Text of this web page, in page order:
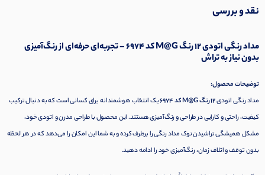
نقد و بررسی
مداد رنگی اتودی ۱۲ رنگ M@G کد 6974 – تجربه‌ای حرفه‌ای از رنگ‌آمیزی
بدون نیاز به تراش
توضیحات محصول:
مداد رنگی اتودی۱۲ رنگ M@G کد 6974
یک انتخاب هوشمندانه برای کسانی است که به دنبال ترکیب
کیفیت، راحتی و کارایی در طراحی و رنگ‌آمیزی هستند. این محصول با طراحی مدرن و اتودی خود،
مشکل همیشگی تراشیدن نوک مداد رنگی را برطرف کرده و به شما این امکان را می‌دهد که در هر لحظه
بدون توقف و اتلاف زمان، رنگ‌آمیزی خود را ادامه دهید.